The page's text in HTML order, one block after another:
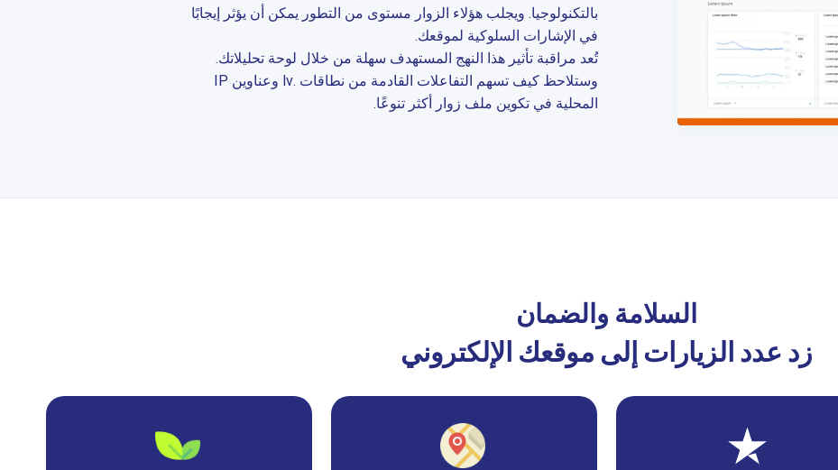
بالتكنولوجيا. ويجلب هؤلاء الزوار مستوى من التطور يمكن أن يؤثر إيجابًا
في الإشارات السلوكية لموقعك.
تُعد مراقبة تأثير هذا النهج المستهدف سهلة من خلال لوحة تحليلاتك.
وستلاحظ كيف تسهم التفاعلات القادمة من نطاقات .lv وعناوين IP
المحلية في تكوين ملف زوار أكثر تنوعًا.
السلامة والضمان
زد عدد الزيارات إلى موقعك الإلكتروني